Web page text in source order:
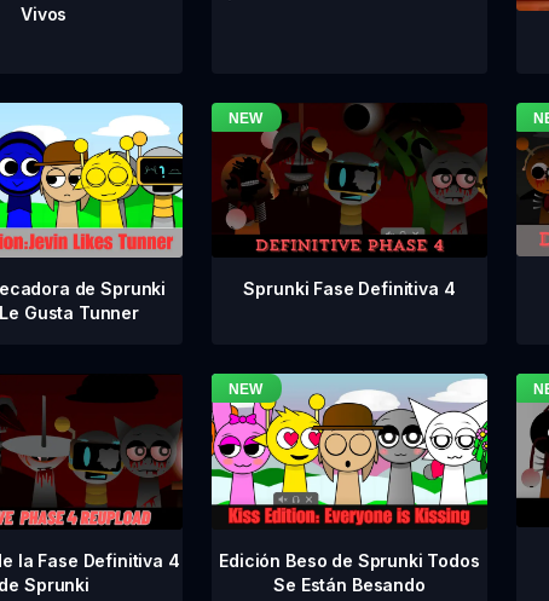
Vivos
de Sprunki
Gusta Tunner
Sprunki Fase Definitiva 4
la Fase Definitiva 4
de Sprunki
Edición Beso de Sprunki Todos
Se Están Besando